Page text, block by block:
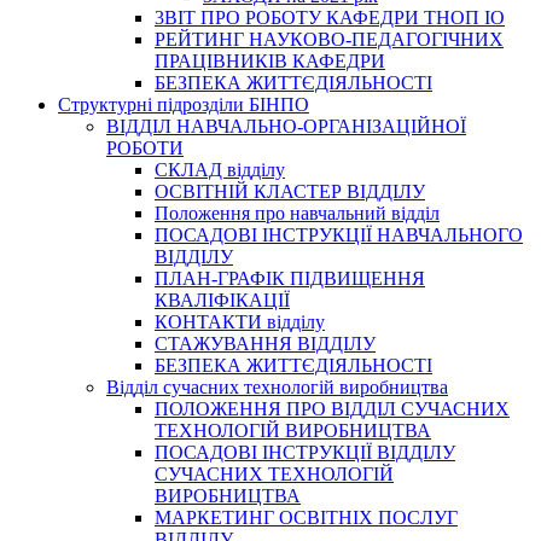
3BIT ПРО РОБОТУ КАФЕДРИ ТНОП ІО
РЕЙТИНГ НАУКОВО-ПЕДАГОГІЧНИХ
ПРАЦІВНИКІВ КАФЕДРИ
БЕЗПЕКА ЖИТТЄДІЯЛЬНОСТІ
Структурні підрозділи БІНПО
ВІДДІЛ НАВЧАЛЬНО-ОРГАНІЗАЦІЙНОЇ
РОБОТИ
СКЛАД відділу
ОСВІТНІЙ КЛАСТЕР ВІДДІЛУ
Положення про навчальний вiддiл
ПОСАДОВІ ІНСТРУКЦІЇ НАВЧАЛЬНОГО
ВІДДІЛУ
ПЛАН-ГРАФІК ПІДВИЩЕННЯ
КВАЛІФІКАЦІЇ
КОНТАКТИ відділу
СТАЖУВАННЯ ВІДДІЛУ
БЕЗПЕКА ЖИТТЄДІЯЛЬНОСТІ
Відділ сучасних технологій виробництва
ПОЛОЖЕННЯ ПРО ВІДДІЛ СУЧАСНИХ
ТЕХНОЛОГІЙ ВИРОБНИЦТВА
ПОСАДОВІ ІНСТРУКЦІЇ ВІДДІЛУ
СУЧАСНИХ ТЕХНОЛОГІЙ
ВИРОБНИЦТВА
МАРКЕТИНГ ОСВІТНІХ ПОСЛУГ